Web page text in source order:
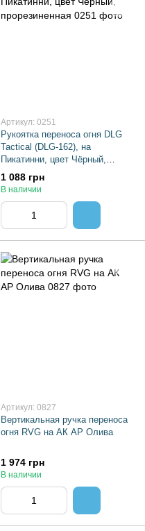
Артикул: 0251
Рукоятка переноса огня DLG
Tactical (DLG-162), на
Пикатинни, цвет Чёрный,
прорезиненная
1 088 грн
В наличии
Артикул: 0827
Вертикальная ручка переноса
огня RVG на АК АР Олива
1 974 грн
В наличии